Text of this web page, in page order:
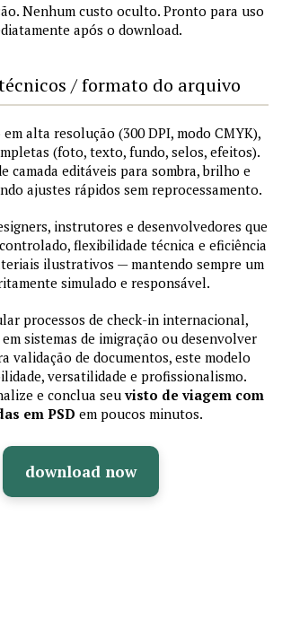
Nenhum custo oculto. Pronto para uso
após o download.
/ formato do arquivo
alta resolução (300 DPI, modo CMYK),
(foto, texto, fundo, selos, efeitos).
camada editáveis para sombra, brilho e
ajustes rápidos sem reprocessamento.
instrutores e desenvolvedores que
flexibilidade técnica e eficiência
ilustrativos — mantendo sempre um
simulado e responsável.
processos de check-in internacional,
sistemas de imigração ou desenvolver
validação de documentos, este modelo
versatilidade e profissionalismo.
e conclua seuvisto de viagem com
em PSD em poucos minutos.
download now